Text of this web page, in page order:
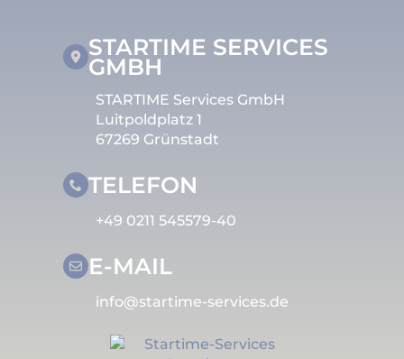
STARTIME SERVICES
GMBH
STARTIME Services GmbH
Luitpoldplatz 1
67269 Grünstadt
TELEFON
+49 0211 545579-40
E-MAIL
info@startime-services.de